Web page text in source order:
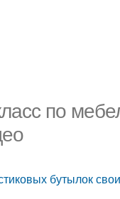
по
бутылок